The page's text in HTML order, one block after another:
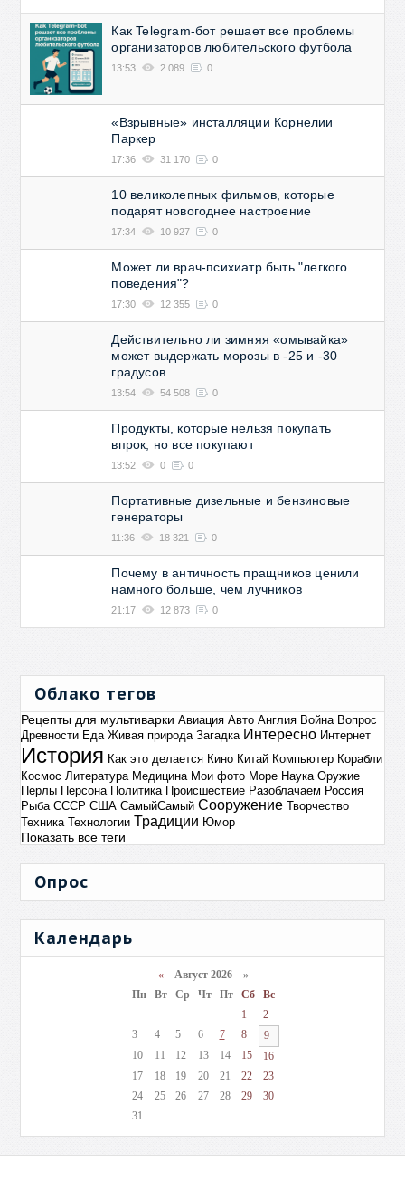
Как Telegram-бот решает все проблемы
организаторов любительского футбола
13:53 2 089 0
«Взрывные» инсталляции Корнелии
Паркер
17:36 31 170 0
10 великолепных фильмов, которые
подарят новогоднее настроение
17:34 10 927 0
Может ли врач-психиатр быть "легкого
поведения"?
17:30 12 355 0
Действительно ли зимняя «омывайка»
может выдержать морозы в -25 и -30
градусов
13:54 54 508 0
Продукты, которые нельзя покупать
впрок, но все покупают
13:52 0 0
Портативные дизельные и бензиновые
генераторы
11:36 18 321 0
Почему в античность пращников ценили
намного больше, чем лучников
21:17 12 873 0
Облако тегов
Рецепты для мультиварки Авиация Авто Англия Война Вопрос
Древности Еда Живая природа Загадка Интересно Интернет
История Как это делается Кино Китай Компьютер Корабли
Космос Литература Медицина Мои фото Море Наука Оружие
Перлы Персона Политика Происшествие Разоблачаем Россия
Рыба СССР США СамыйСамый Сооружение Творчество
Техника Технологии Традиции Юмор
Показать все теги
Опрос
Календарь
«Август 2026 »
Пн
Вт Ср Чт Пт Сб
Вс
1
2
3
4 5 6 7 8
9
10
11 12 13 14 15
16
17
18 19 20 21 22
23
24
25 26 27 28 29
30
31